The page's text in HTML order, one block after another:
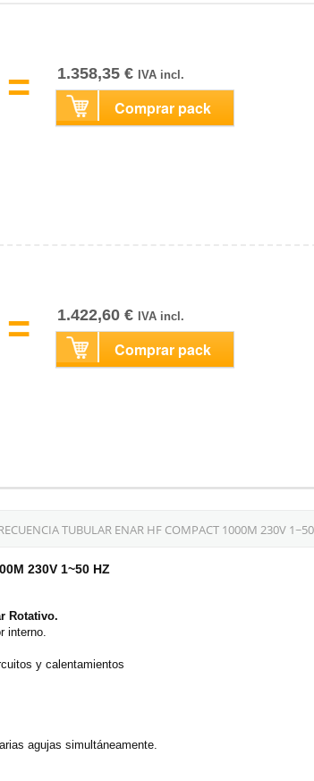
= 1.358,35 € IVA incl.
Comprar pack
= 1.422,60 € IVA incl.
Comprar pack
TUBULAR ENAR HF COMPACT 1000M 230V
230V 1~50 HZ
Rotativo.
interno.
y calentamientos
agujas simultáneamente.